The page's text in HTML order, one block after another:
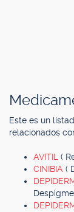
Este es un
relacionados
AVITIL (
CINIBIA (